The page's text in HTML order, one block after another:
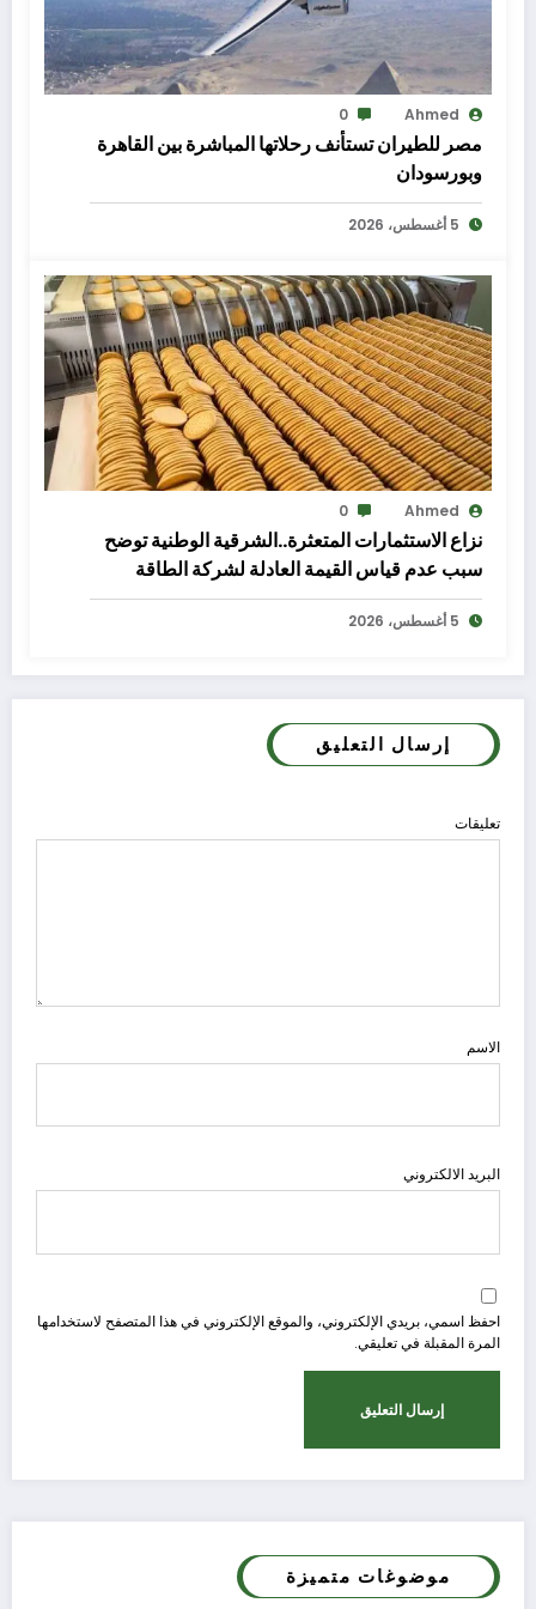
Ahmed
0
مصر للطيران تستأنف رحلاتها المباشرة بين القاهرة
وبورسودان
5 أغسطس، 2026
Ahmed
0
نزاع الاستثمارات المتعثرة..الشرقية الوطنية توضح
سبب عدم قياس القيمة العادلة لشركة الطاقة
5 أغسطس، 2026
إرسال التعليق
تعليقات
الاسم
البريد الالكتروني
احفظ اسمي، بريدي الإلكتروني، والموقع الإلكتروني في هذا المتصفح لاستخدامها
المرة المقبلة في تعليقي.
موضوغات متميزة